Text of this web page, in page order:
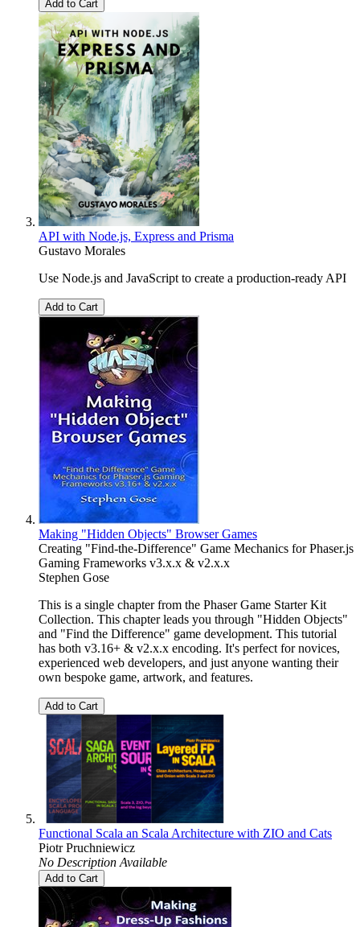
Add to Cart
API with Node.js, Express and Prisma
Gustavo Morales
Use Node.js and JavaScript to create a production-ready API
Add to Cart
Making "Hidden Objects" Browser Games
Creating "Find-the-Difference" Game Mechanics for Phaser.js
Gaming Frameworks v3.x.x & v2.x.x
Stephen Gose
This is a single chapter from the Phaser Game Starter Kit
Collection. This chapter leads you through "Hidden Objects"
and "Find the Difference" game development. This tutorial
has both v3.16+ & v2.x.x encoding. It's perfect for novices,
experienced web developers, and just anyone wanting their
own bespoke game, artwork, and features.
Add to Cart
Functional Scala an Scala Architecture with ZIO and Cats
Piotr Pruchniewicz
No Description Available
Add to Cart